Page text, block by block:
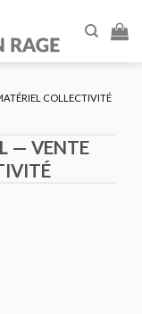
COLLECTIVITÉ
— VENTE